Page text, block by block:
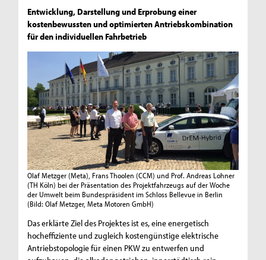
Entwicklung, Darstellung und Erprobung einer
kostenbewussten und optimierten Antriebskombination
für den individuellen Fahrbetrieb
Olaf Metzger (Meta), Frans Thoolen (CCM) und Prof. Andreas Lohner
(TH Köln) bei der Präsentation des Projektfahrzeugs auf der Woche
der Umwelt beim Bundespräsident im Schloss Bellevue in Berlin
(Bild: Olaf Metzger, Meta Motoren GmbH)
Das erklärte Ziel des Projektes ist es, eine energetisch
hocheffiziente und zugleich kostengünstige elektrische
Antriebstopologie für einen PKW zu entwerfen und